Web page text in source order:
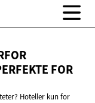
FOR
Hoteller kun for